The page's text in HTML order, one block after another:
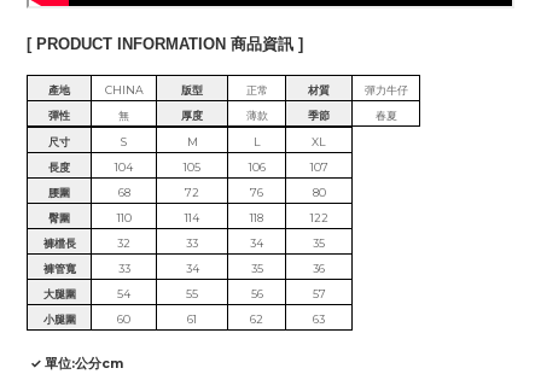
[ PRODUCT INFORMATION 商品資訊 ]
產地 CHINA 版型 正常 材質
彈力牛仔
彈性
無 厚度 薄款 季節
春夏
尺寸
S M L
XL
長度
104 105 106
107
腰圍
68 72 76
80
臀圍
110 114 118
122
褲檔長
32 33 34
35
褲管寬
33 34 35
36
大腿圍
54 55 56
57
小腿圍
60 61 62 63
✓ 單位:公分cm